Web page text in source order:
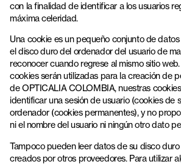
con la finalidad de identificar a los usuarios
máxima celeridad.
Una cookie es un pequeño conjunto de
el disco duro del ordenador del usuario de
reconocer cuando regrese al mismo sitio
cookies serán utilizadas para la creación de
de OPTICALIA COLOMBIA, nuestras
identificar una sesión de usuario (cookies de
ordenador (cookies permanentes), y no
ni el nombre del usuario ni ningún otro dato
Tampoco pueden leer datos de su disco
creados por otros proveedores. Para utilizar